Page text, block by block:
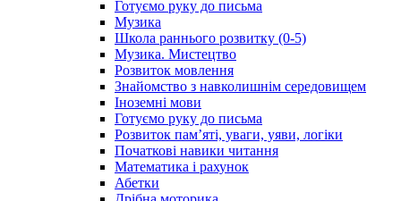
Готуємо руку до письма
Музика
Школа раннього розвитку (0-5)
Музика. Мистецтво
Розвиток мовлення
Знайомство з навколишнім середовищем
Іноземні мови
Готуємо руку до письма
Розвиток пам’яті, уваги, уяви, логіки
Початкові навики читання
Математика і рахунок
Абетки